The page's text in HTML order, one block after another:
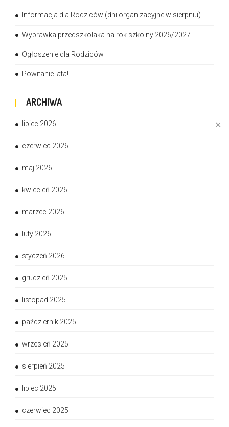
✕
Informacja dla Rodziców (dni organizacyjne w sierpniu)
Wyprawka przedszkolaka na rok szkolny 2026/2027
Ogłoszenie dla Rodziców
Powitanie lata!
ARCHIWA
lipiec 2026
czerwiec 2026
maj 2026
kwiecień 2026
marzec 2026
luty 2026
styczeń 2026
grudzień 2025
listopad 2025
październik 2025
wrzesień 2025
sierpień 2025
lipiec 2025
czerwiec 2025